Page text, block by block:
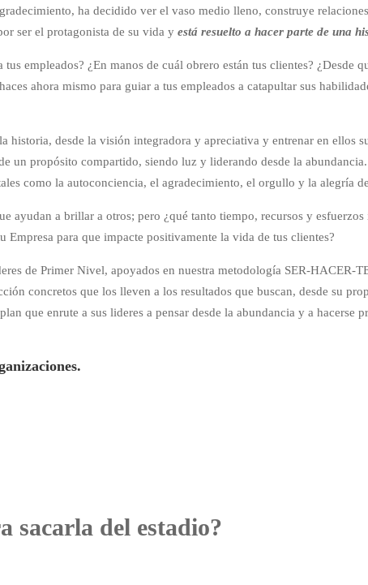
ha decidido ver el vaso medio lleno, construye
ser el protagonista de su vida y está resuelto a hacer parte de una
empleados? ¿En manos de cuál obrero están tus clientes? ¿Desde
ahora mismo para guiar a tus empleados a catapultar sus
historia, desde la visión integradora y apreciativa y entrenar en ellos
un propósito compartido, siendo luz y liderando desde la
como la autoconciencia, el agradecimiento, el orgullo y la alegría
ayudan a brillar a otros; pero ¿qué tanto tiempo, recursos y
para que impacte positivamente la vida de tus clientes?
de Primer Nivel, apoyados en nuestra metodología SER-HACER-
concretos que los lleven a los resultados que buscan, desde su
que enrute a sus lideres a pensar desde la abundancia y a hacerse
sacarla del estadio?